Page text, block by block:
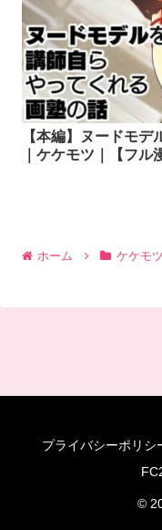
【本編】ヌードモ
｜ケケモツ｜【フル
ホーム ケケモツ
プライバシーポリシ
©